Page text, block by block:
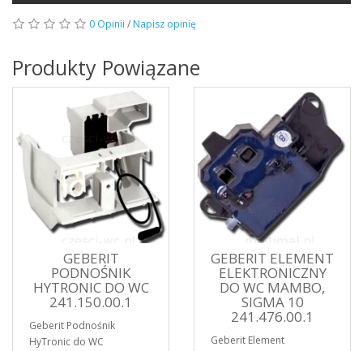
0 Opinii / Napisz opinię
Produkty Powiązane
GEBERIT
PODNOŚNIK
HYTRONIC DO WC
241.150.00.1
Geberit Podnośnik
HyTronic do WC
GEBERIT ELEMENT
ELEKTRONICZNY
DO WC MAMBO,
SIGMA 10
241.476.00.1
Geberit Element